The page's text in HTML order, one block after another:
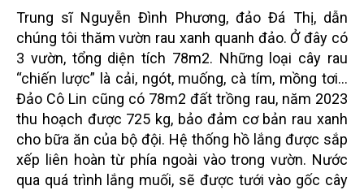
Trung sĩ Nguyễn Đình Phương, đảo Đá Thị, dẫn
chúng tôi thăm vườn rau xanh quanh đảo. Ở đây có
3 vườn, tổng diện tích 78m2. Những loại cây rau
“chiến lược” là cải, ngót, muống, cà tím, mồng tơi...
Đảo Cô Lin cũng có 78m2 đất trồng rau, năm 2023
thu hoạch được 725 kg, bảo đảm cơ bản rau xanh
cho bữa ăn của bộ đội. Hệ thống hồ lắng được sắp
xếp liên hoàn từ phía ngoài vào trong vườn. Nước
qua quá trình lắng muối, sẽ được tưới vào gốc cây